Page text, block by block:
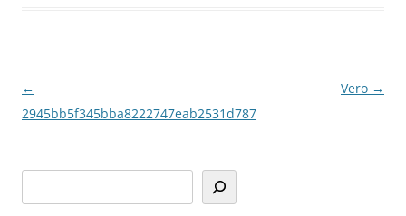
Beitragsnavigation
←
2945bb5f345bba8222747eab2531d787
Vero →